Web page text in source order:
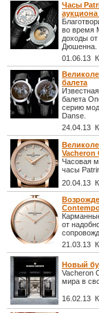
Часы
аукциона
во время
доходы
Дюшенна.
01.06.13
балета
балета
серию
Danse.
24.04.13
Vacheron
Часовая
часы
20.04.13
от
21.03.13
Новый
Vacheron
мира в
16.02.13